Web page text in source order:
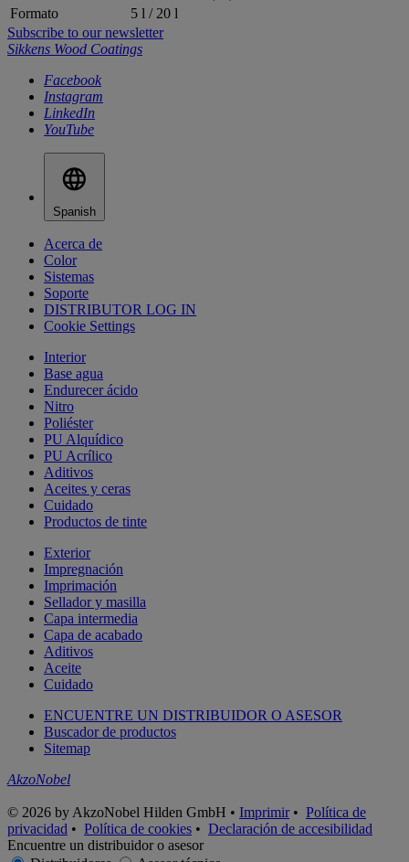
Formato
5 l / 20 l
Subscribe to our newsletter
Sikkens Wood Coatings
Facebook
Instagram
LinkedIn
YouTube
Spanish
Acerca de
Color
Sistemas
Soporte
DISTRIBUTOR LOG IN
Cookie Settings
Interior
Base agua
Endurecer ácido
Nitro
Poliéster
PU Alquídico
PU Acrílico
Aditivos
Aceites y ceras
Cuidado
Productos de tinte
Exterior
Impregnación
Imprimación
Sellador y masilla
Capa intermedia
Capa de acabado
Aditivos
Aceite
Cuidado
ENCUENTRE UN DISTRIBUIDOR O ASESOR
Buscador de productos
Sitemap
AkzoNobel
© 2026 by AkzoNobel Hilden GmbH • Imprimir• Política de
privacidad • Política de cookies • Declaración de accesibilidad
Encuentre un distribuidor o asesor